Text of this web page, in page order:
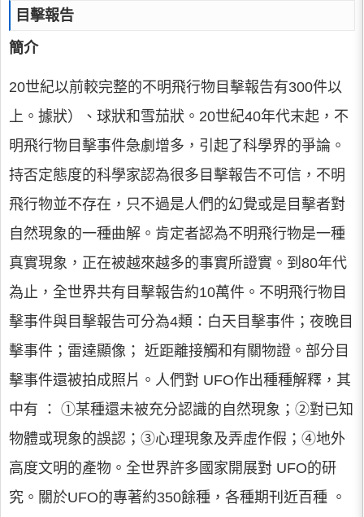
目擊報告
簡介
20世紀以前較完整的不明飛行物目擊報告有300件以
上。據狀）、球狀和雪茄狀。20世紀40年代末起，不
明飛行物目擊事件急劇增多，引起了科學界的爭論。
持否定態度的科學家認為很多目擊報告不可信，不明
飛行物並不存在，只不過是人們的幻覺或是目擊者對
自然現象的一種曲解。肯定者認為不明飛行物是一種
真實現象，正在被越來越多的事實所證實。到80年代
為止，全世界共有目擊報告約10萬件。不明飛行物目
擊事件與目擊報告可分為4類：白天目擊事件；夜晚目
擊事件；雷達顯像； 近距離接觸和有關物證。部分目
擊事件還被拍成照片。人們對 UFO作出種種解釋，其
中有 ： ①某種還未被充分認識的自然現象；②對已知
物體或現象的誤認；③心理現象及弄虛作假；④地外
高度文明的產物。全世界許多國家開展對 UFO的研
究。關於UFO的專著約350餘種，各種期刊近百種 。